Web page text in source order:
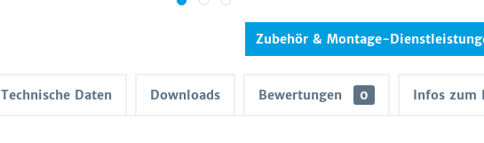
Zubehör & Montage-
Technische Daten Downloads Bewertungen 0 Infos zum